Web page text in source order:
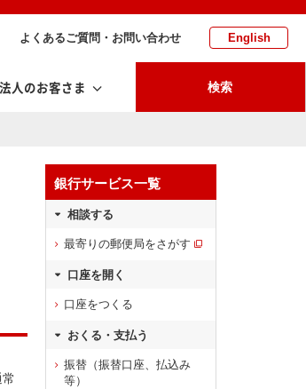
よくあるご質問・お問い合わせ English
法人のお客さま 検索
銀行サービス一覧
相談する
最寄りの郵便局をさがす
口座を開く
口座をつくる
おくる・支払う
振替（振替口座、払込み
等）